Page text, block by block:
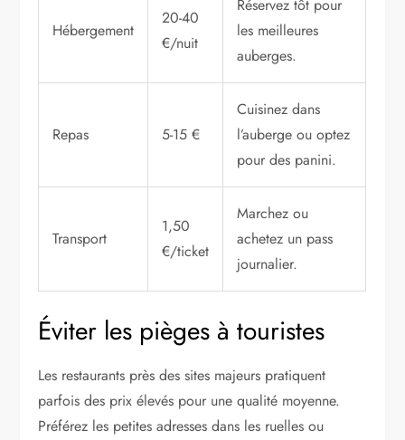
Hébergement
20-40
€/nuit
Réservez tôt pour
les meilleures
auberges.
Repas 5-15 €
Cuisinez dans
l’auberge ou optez
pour des panini.
Transport
1,50
€/ticket
Marchez ou
achetez un pass
journalier.
Éviter les pièges à touristes
Les restaurants près des sites majeurs pratiquent
parfois des prix élevés pour une qualité moyenne.
Préférez les petites adresses dans les ruelles ou